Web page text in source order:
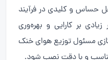
حساس و کلیدی در فرآیند
بر کارایی و بهره‌وری
مسئول توزیع هوای خنک
و با دقت نصب شود.